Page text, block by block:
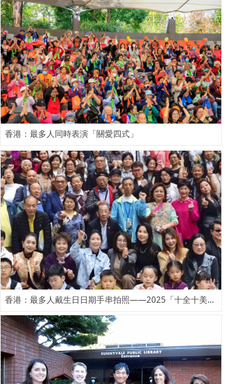
香港：最多人同時表演「關愛四式」
香港：最多人戴生日日期手串拍照——2025「十全十美生日手串」挑戰世界紀錄活動